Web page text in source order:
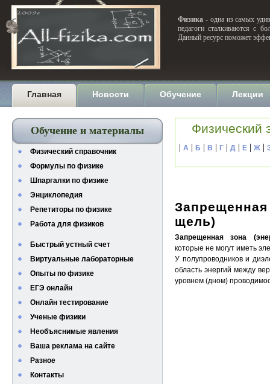
Физика - одна из самых
педагоги сталкиваются с
Данный ресурс поможет
Главная Новости Обучение Лекции
Обучение и материалы
Физический справочник
Формулы по физике
Шпаргалки по физике
Энциклопедия
Репетиторы по физике
Работа для физиков
Быстрый устный счет
Виртуальные лабораторные
Опыты по физике
ЕГЭ онлайн
Онлайн тестирование
Ученые физики
Необъяснимые явления
Ваша реклама на сайте
Разное
Контакты
Физический
| А | Б | В | Г | Д | Е | Ж |
Запрещенная
щель)
Запрещенная зона
которые не могут иметь
У полупроводников и
область энергий между
уровнем (дном)